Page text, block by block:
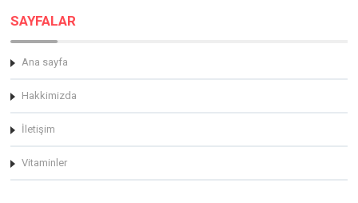
SAYFALAR
Ana sayfa
Hakkimizda
İletişim
Vitaminler